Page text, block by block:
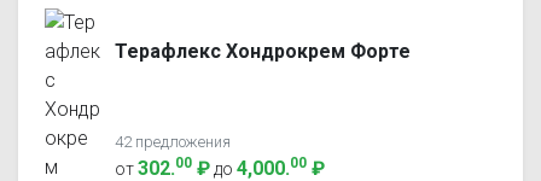
Терафлекс Хондрокрем Форте
42 предложения
от302.00 ₽ до 4,000.00 ₽